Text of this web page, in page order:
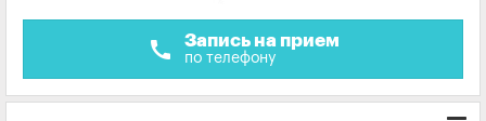
call Запись на прием
по телефону